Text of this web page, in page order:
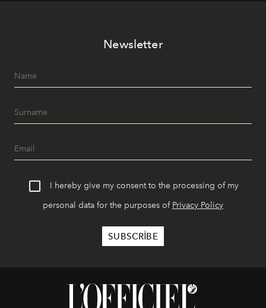
Newsletter
I hereby give my consent to the processing of my
personal data for the purposes of Privacy Policy